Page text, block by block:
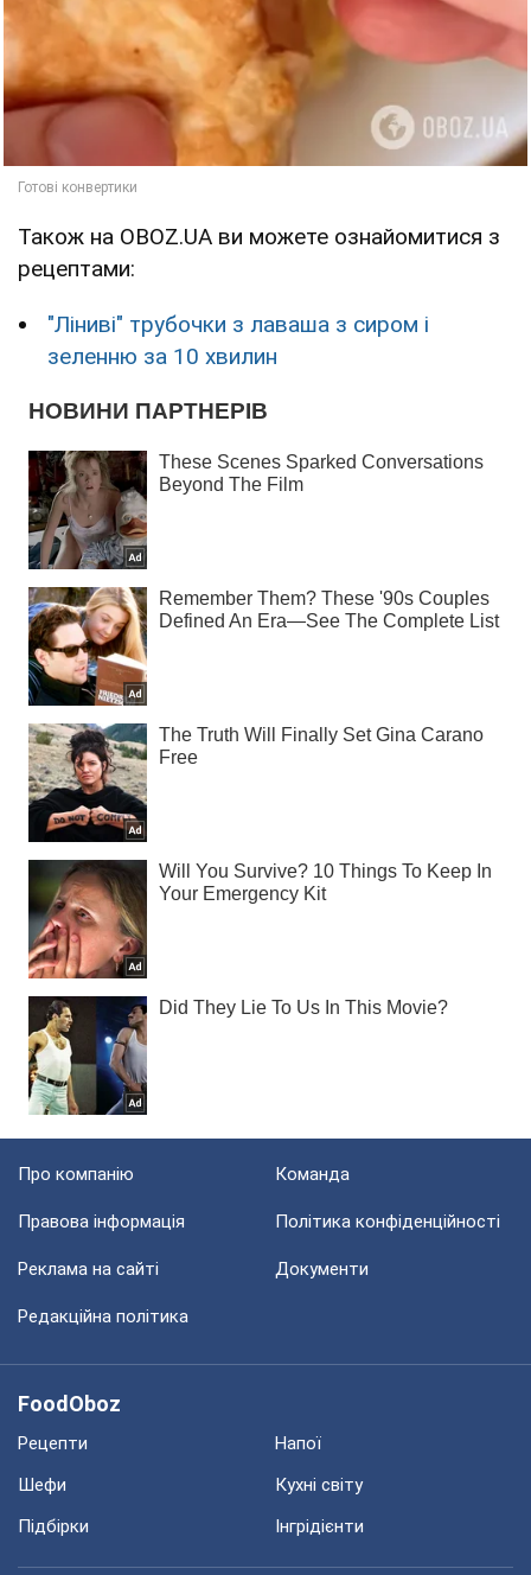
Також на OBOZ.UA ви можете ознайомитися з
рецептами:
"Ліниві" трубочки з лаваша з сиром і
зеленню за 10 хвилин
Про компанію Команда
Правова інформація Політика конфіденційності
Реклама на сайті Документи
Редакційна політика
FoodOboz
Рецепти
Напої
Шефи
Кухні світу
Підбірки
Інгрідієнти